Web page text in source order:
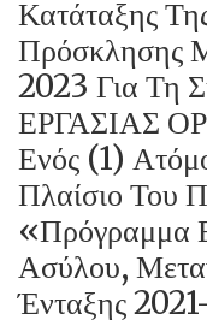
Κατάταξης
2023 Για
ΕΡΓΑΣΙΑΣ
Ενός (1)
Πλαίσιο Του
«Πρόγραμμα
Ασύλου,
Ένταξης